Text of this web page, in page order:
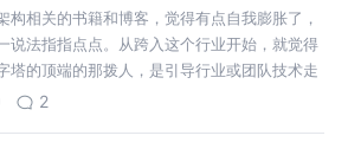
构相关的书籍和博客，觉得有点自我膨胀了，
说法指指点点。从跨入这个行业开始，就觉得
塔的顶端的那拨人，是引导行业或团队技术走
上对前端架构的定义和必备的技能来看，觉得
2